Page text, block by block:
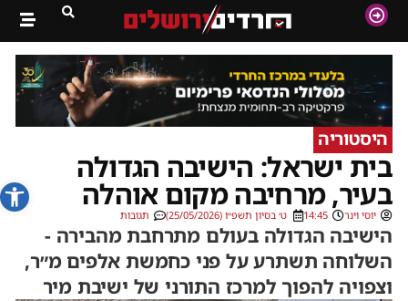
פתח
היסטוריה
בית ישראל: הישיבה הגדולה
בעיר, מרחיבה מקום אוהלה
יוסי וינר 14:45 ט׳ בסיון תשפ״ו (25/05/2026) תגובות
הישיבה הגדולה בעולם מתרחבת מהבירה -
השלוחה תשתרע על פני כחמשת אלפים מ״ר,
וצפויה להפוך למרכז התורני של ישיבת מיר